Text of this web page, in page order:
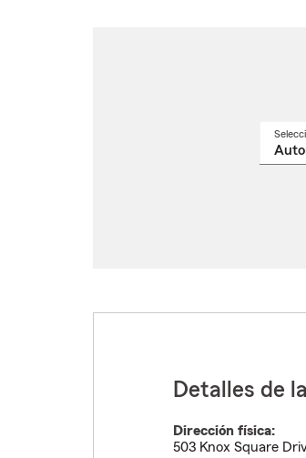
Detalles de
Dirección física:
503 Knox Square